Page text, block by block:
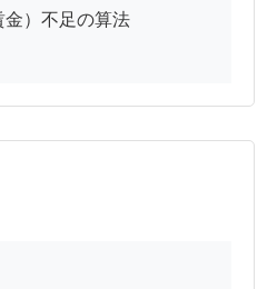
）不足の算法